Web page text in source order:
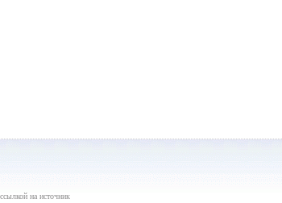
на источник